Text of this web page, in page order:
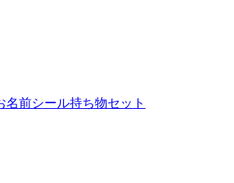
名前シール持ち物セット